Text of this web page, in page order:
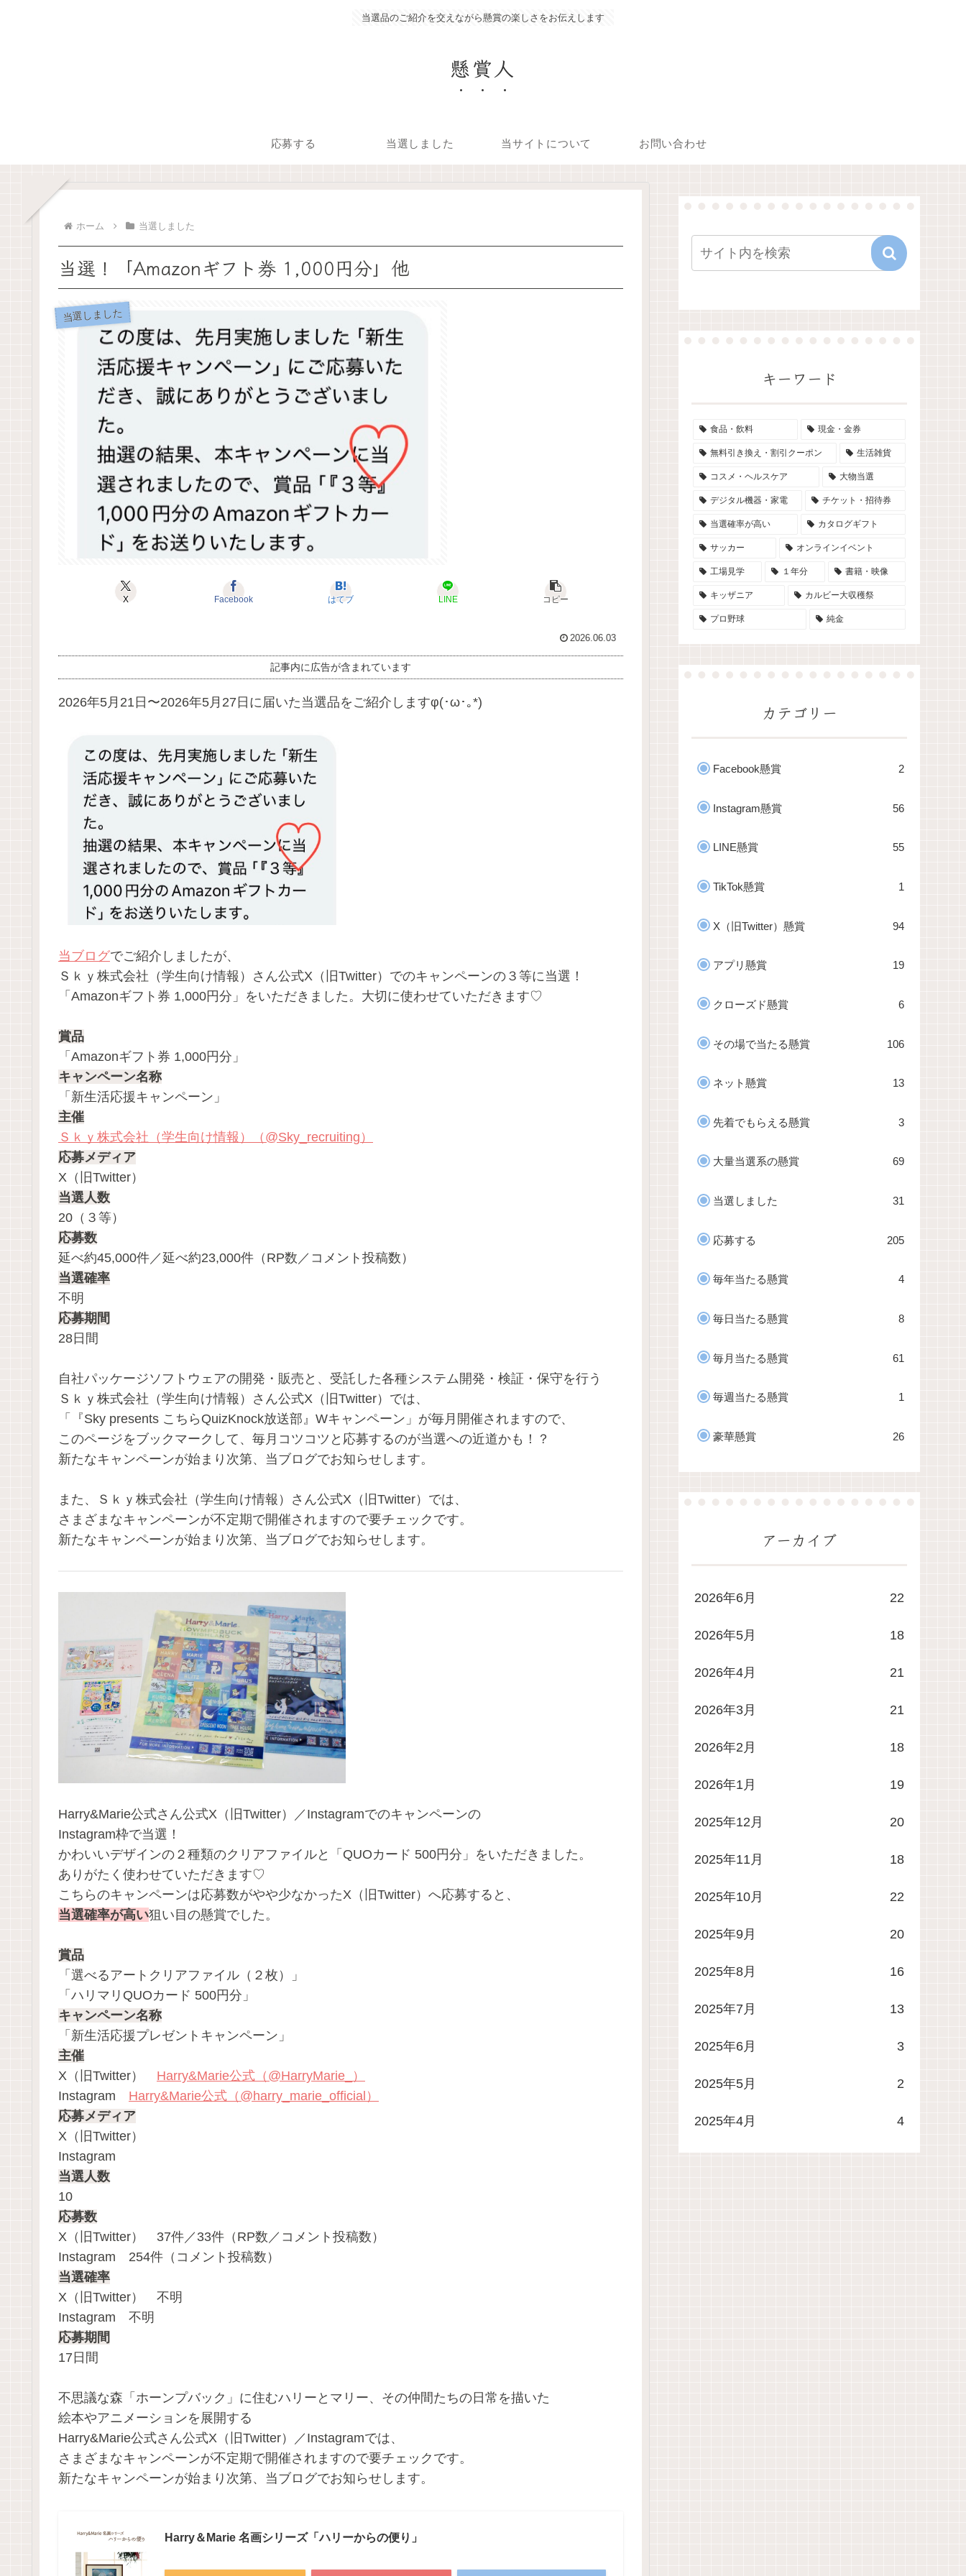
当選品のご紹介を交えながら懸賞の楽しさをお伝えします
懸賞人
応募する 当選しました 当サイトについて お問い合わせ
ホーム 当選しました
当選！「Amazonギフト券 1,000円分」他
当選しました
X Facebook はてブ LINE コピー
2026.06.03
記事内に広告が含まれています
2026年5月21日〜2026年5月27日に届いた当選品をご紹介しますφ(･ω･｡*)
当ブログでご紹介しましたが、
Ｓｋｙ株式会社（学生向け情報）さん公式X（旧Twitter）でのキャンペーンの３等に当選！
「Amazonギフト券 1,000円分」をいただきました。大切に使わせていただきます♡
賞品
「Amazonギフト券 1,000円分」
キャンペーン名称
「新生活応援キャンペーン」
主催
Ｓｋｙ株式会社（学生向け情報）（@Sky_recruiting）
応募メディア
X（旧Twitter）
当選人数
20（３等）
応募数
延べ約45,000件／延べ約23,000件（RP数／コメント投稿数）
当選確率
不明
応募期間
28日間
自社パッケージソフトウェアの開発・販売と、受託した各種システム開発・検証・保守を行う
Ｓｋｙ株式会社（学生向け情報）さん公式X（旧Twitter）では、
「『Sky presents こちらQuizKnock放送部』Wキャンペーン」が毎月開催されますので、
このページをブックマークして、毎月コツコツと応募するのが当選への近道かも！？
新たなキャンペーンが始まり次第、当ブログでお知らせします。
また、Ｓｋｙ株式会社（学生向け情報）さん公式X（旧Twitter）では、
さまざまなキャンペーンが不定期で開催されますので要チェックです。
新たなキャンペーンが始まり次第、当ブログでお知らせします。
Harry&Marie公式さん公式X（旧Twitter）／Instagramでのキャンペーンの
Instagram枠で当選！
かわいいデザインの２種類のクリアファイルと「QUOカード 500円分」をいただきました。
ありがたく使わせていただきます♡
こちらのキャンペーンは応募数がやや少なかったX（旧Twitter）へ応募すると、
当選確率が高い狙い目の懸賞でした。
賞品
「選べるアートクリアファイル（２枚）」
「ハリマリQUOカード 500円分」
キャンペーン名称
「新生活応援プレゼントキャンペーン」
主催
X（旧Twitter） Harry&Marie公式（@HarryMarie_）
Instagram Harry&Marie公式（@harry_marie_official）
応募メディア
X（旧Twitter）
Instagram
当選人数
10
応募数
X（旧Twitter） 37件／33件（RP数／コメント投稿数）
Instagram 254件（コメント投稿数）
当選確率
X（旧Twitter） 不明
Instagram 不明
応募期間
17日間
不思議な森「ホーンプバック」に住むハリーとマリー、その仲間たちの日常を描いた
絵本やアニメーションを展開する
Harry&Marie公式さん公式X（旧Twitter）／Instagramでは、
さまざまなキャンペーンが不定期で開催されますので要チェックです。
新たなキャンペーンが始まり次第、当ブログでお知らせします。
Harry＆Marie 名画シリーズ「ハリーからの便り」
キーワード
食品・飲料 現金・金券
無料引き換え・割引クーポン 生活雑貨
コスメ・ヘルスケア 大物当選
デジタル機器・家電 チケット・招待券
当選確率が高い カタログギフト
サッカー オンラインイベント
工場見学 １年分 書籍・映像
キッザニア カルビー大収穫祭
プロ野球 純金
カテゴリー
Facebook懸賞 2
Instagram懸賞 56
LINE懸賞 55
TikTok懸賞 1
X（旧Twitter）懸賞 94
アプリ懸賞 19
クローズド懸賞 6
その場で当たる懸賞 106
ネット懸賞 13
先着でもらえる懸賞 3
大量当選系の懸賞 69
当選しました 31
応募する 205
毎年当たる懸賞 4
毎日当たる懸賞 8
毎月当たる懸賞 61
毎週当たる懸賞 1
豪華懸賞 26
アーカイブ
2026年6月 22
2026年5月 18
2026年4月 21
2026年3月 21
2026年2月 18
2026年1月 19
2025年12月 20
2025年11月 18
2025年10月 22
2025年9月 20
2025年8月 16
2025年7月 13
2025年6月 3
2025年5月 2
2025年4月 4